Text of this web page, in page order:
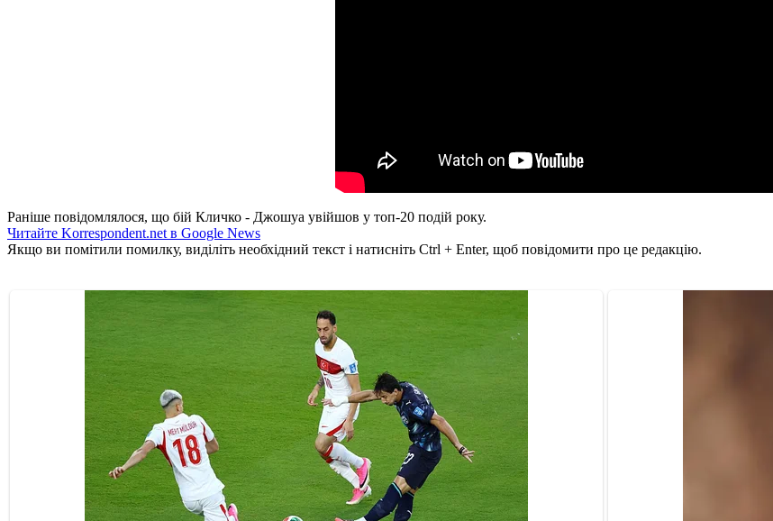
Раніше повідомлялося, що бій Кличко - Джошуа увійшов у топ-20 подій року.
Читайте Korrespondent.net в Google News
Якщо ви помітили помилку, виділіть необхідний текст і натисніть Ctrl + Enter, щоб повідомити про це редакцію.